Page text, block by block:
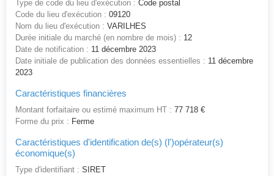
Type de code du lieu d'exécution : Code postal
Code du lieu d'exécution : 09120
Nom du lieu d'exécution : VARILHES
Durée initiale du marché (en nombre de mois) : 12
Date de notification : 11 décembre 2023
Date initiale de publication des données essentielles : 11 décembre
2023
Caractéristiques financières
Montant forfaitaire ou estimé maximum HT : 77 718 €
Forme du prix : Ferme
Caractéristiques d'identification de(s) (l')opérateur(s)
économique(s)
Type d'identifiant : SIRET